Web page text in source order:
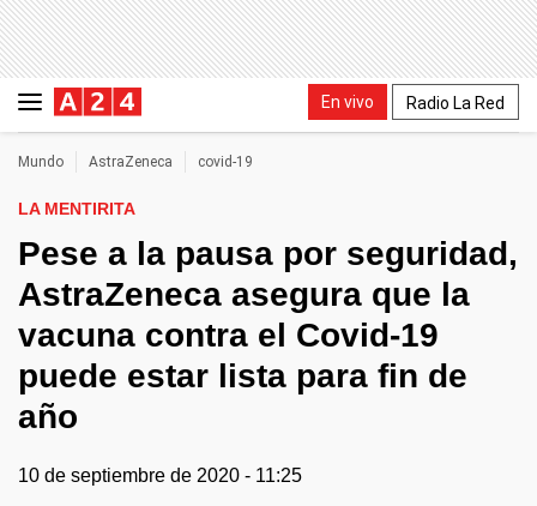
En vivo Radio La Red
Mundo AstraZeneca covid-19
LA MENTIRITA
Pese a la pausa por seguridad,
AstraZeneca asegura que la
vacuna contra el Covid-19
puede estar lista para fin de
año
10 de septiembre de 2020 - 11:25